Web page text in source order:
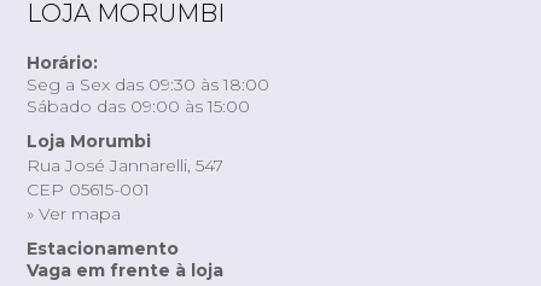
LOJA MORUMBI
Horário:
Seg a Sex das 09:30 às 18:00
Sábado das 09:00 às 15:00
Loja Morumbi
Rua José Jannarelli, 547
CEP 05615-001
» Ver mapa
Estacionamento
Vaga em frente à loja